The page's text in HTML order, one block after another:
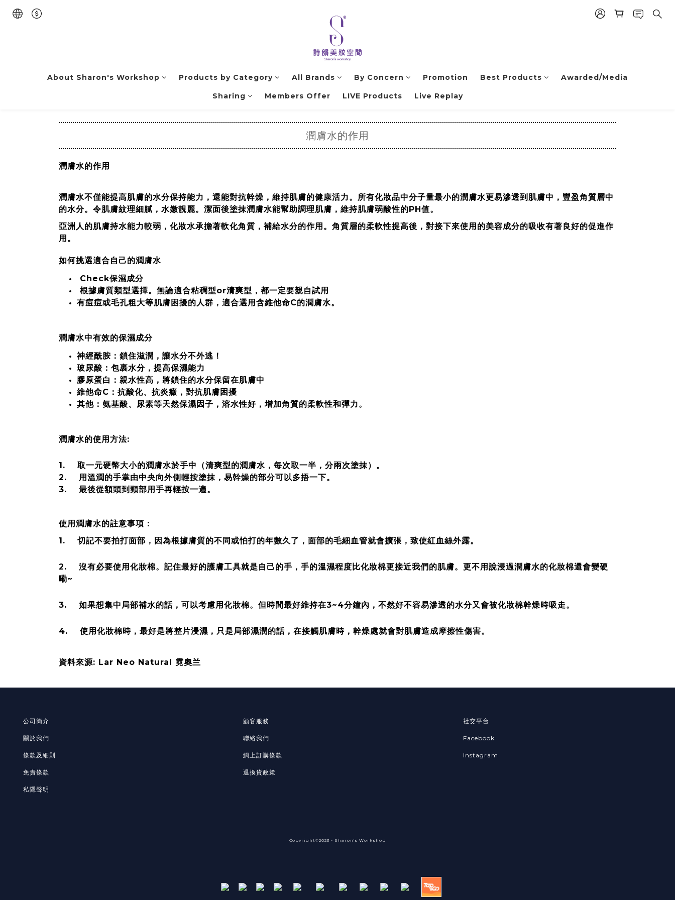
About Sharon's Workshop Products by Category All Brands By Concern Promotion Best Products Awarded/Media
Sharing Members Offer LIVE Products Live Replay
潤膚水的作用
潤膚水的作用
潤膚水不僅能提高肌膚的水分保持能力，還能對抗幹燥，維持肌膚的健康活力。所有化妝品中分子量最小的潤膚水更易滲透到肌膚中，豐盈角質層中
的水分。令肌膚紋理細膩，水嫩靚麗。潔面後塗抹潤膚水能幫助調理肌膚，維持肌膚弱酸性的PH值。
亞洲人的肌膚持水能力較弱，化妝水承擔著軟化角質，補給水分的作用。角質層的柔軟性提高後，對接下來使用的美容成分的吸收有著良好的促進作
用。
如何挑選適合自己的潤膚水
Check保濕成分
根據膚質類型選擇。無論適合粘稠型or清爽型，都一定要親自試用
有痘痘或毛孔粗大等肌膚困擾的人群，適合選用含維他命C的潤膚水。
潤膚水中有效的保濕成分
神經酰胺：鎖住滋潤，讓水分不外逃！
玻尿酸：包裹水分，提高保濕能力
膠原蛋白：親水性高，將鎖住的水分保留在肌膚中
維他命C：抗酸化、抗炎癥，對抗肌膚困擾
其他：氨基酸、尿素等天然保濕因子，溶水性好，增加角質的柔軟性和彈力。
潤膚水的使用方法:
1. 取一元硬幣大小的潤膚水於手中（清爽型的潤膚水，每次取一半，分兩次塗抹）。
2. 用溫潤的手掌由中央向外側輕按塗抹，易幹燥的部分可以多捂一下。
3. 最後從額頭到頸部用手再輕按一遍。
使用潤膚水的註意事項：
1. 切記不要拍打面部，因為根據膚質的不同或怕打的年數久了，面部的毛細血管就會擴張，致使紅血絲外露。
2. 沒有必要使用化妝棉。記住最好的護膚工具就是自己的手，手的溫濕程度比化妝棉更接近我們的肌膚。更不用說浸過潤膚水的化妝棉還會變硬
嘞~
3. 如果想集中局部補水的話，可以考慮用化妝棉。但時間最好維持在3~4分鐘內，不然好不容易滲透的水分又會被化妝棉幹燥時吸走。
4. 使用化妝棉時，最好是將整片浸濕，只是局部濕潤的話，在接觸肌膚時，幹燥處就會對肌膚造成摩擦性傷害。
資料來源: Lar Neo Natural 霓奧兰
公司簡介
關於我們
條款及細則
免責條款
私隱聲明
顧客服務
聯絡我們
網上訂購條款
退換貨政策
社交平台
Facebook
Instagram
Copyright©2023 - Sharon's Workshop